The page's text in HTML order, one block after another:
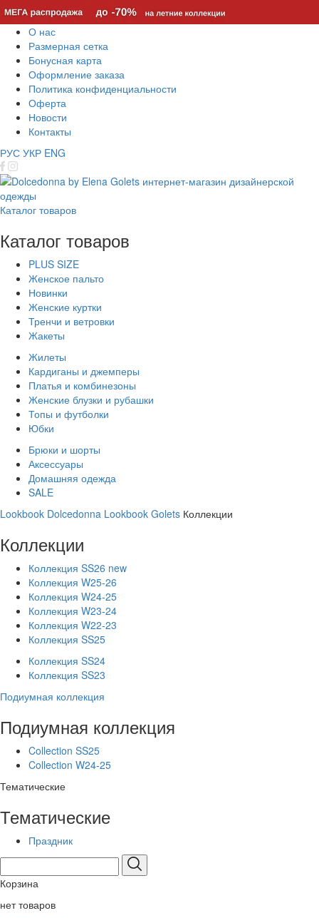
О нас
Размерная сетка
Бонусная карта
Оформление заказа
Политика конфиденциальности
Оферта
Новости
Контакты
РУС УКР ENG
Каталог товаров
Каталог товаров
PLUS SIZE
Женское пальто
Новинки
Женские куртки
Тренчи и ветровки
Жакеты
Жилеты
Кардиганы и джемперы
Платья и комбинезоны
Женские блузки и рубашки
Топы и футболки
Юбки
Брюки и шорты
Аксессуары
Домашняя одежда
SALE
Lookbook Dolcedonna Lookbook Golets Коллекции
Коллекции
Коллекция SS26 new
Коллекция W25-26
Коллекция W24-25
Коллекция W23-24
Коллекция W22-23
Коллекция SS25
Коллекция SS24
Коллекция SS23
Подиумная коллекция
Подиумная коллекция
Collection SS25
Collection W24-25
Тематические
Тематические
Праздник
Корзина
нет товаров